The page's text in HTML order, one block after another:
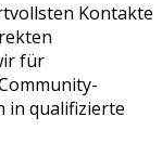
Kontakte
für
in qualifizierte